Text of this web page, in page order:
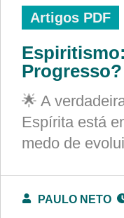
Artigos PDF
Progresso?
🌟 A
Espírita está
medo de
PAULO NETO